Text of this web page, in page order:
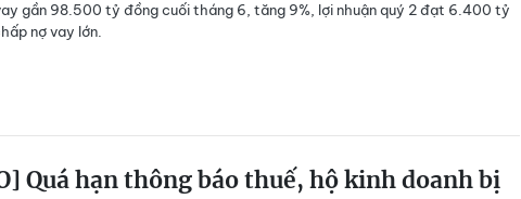
gần 98.500 tỷ đồng cuối tháng 6, tăng 9%, lợi nhuận quý 2 đạt 6.400 tỷ
nợ vay lớn.
Quá hạn thông báo thuế, hộ kinh doanh bị